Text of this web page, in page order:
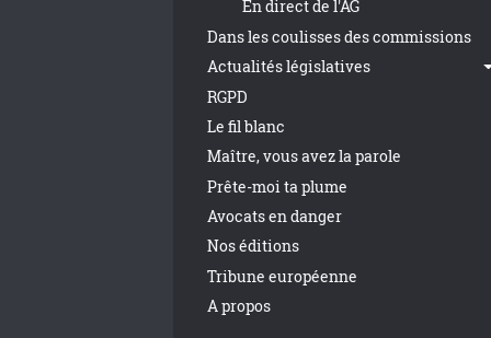
En direct de l'AG
Dans les coulisses des commissions
Actualités législatives
RGPD
Le fil blanc
Maître, vous avez la parole
Prête-moi ta plume
Avocats en danger
Nos éditions
Tribune européenne
A propos